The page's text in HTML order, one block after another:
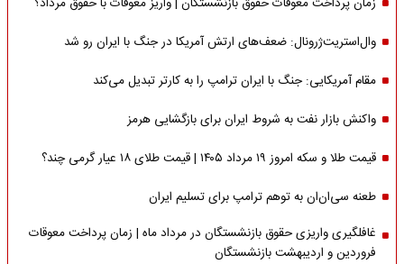
وال‌استریت‌ژرونال: ضعف‌های ارتش آمریکا در جنگ با ایران رو شد
مقام آمریکایی: جنگ با ایران ترامپ را به کارتر تبدیل می‌کند
واکنش بازار نفت به شروط ایران برای بازگشایی هرمز
قیمت طلا و سکه امروز ۱۹ مرداد ۱۴۰۵ | قیمت طلای ۱۸ عیار گرمی چند؟
طعنه سی‌ان‌ان به توهم ترامپ برای تسلیم ایران
غافلگیری واریزی حقوق بازنشستگان در مرداد ماه | زمان پرداخت معوقات
فروردین و اردیبهشت بازنشستگان